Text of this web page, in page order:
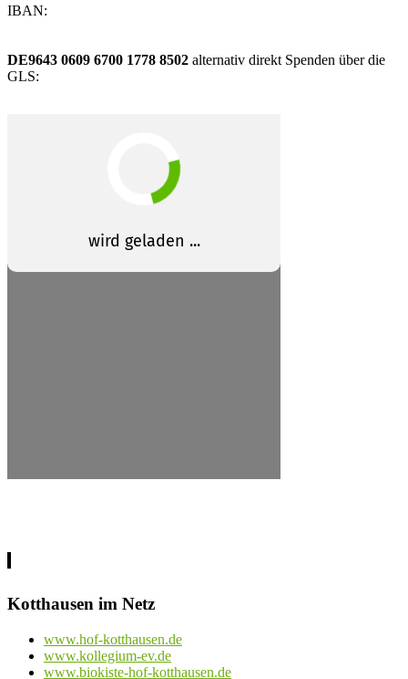
IBAN:
DE9643 0609 6700 1778 8502 alternativ direkt Spenden über die
GLS:
Kotthausen im Netz
www.hof-kotthausen.de
www.kollegium-ev.de
www.biokiste-hof-kotthausen.de